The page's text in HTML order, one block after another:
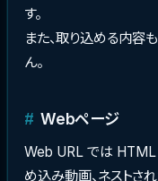
す。
また、取り込める内容も
ん。
Webページ
Web URL では HTML
め込み動画、ネストさ